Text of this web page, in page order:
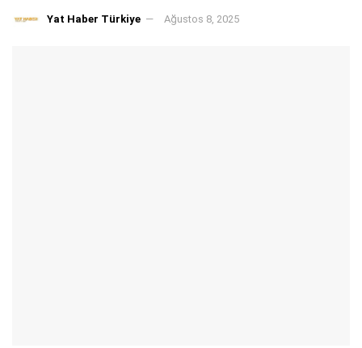
Yat Haber Türkiye Ağustos 8, 2025